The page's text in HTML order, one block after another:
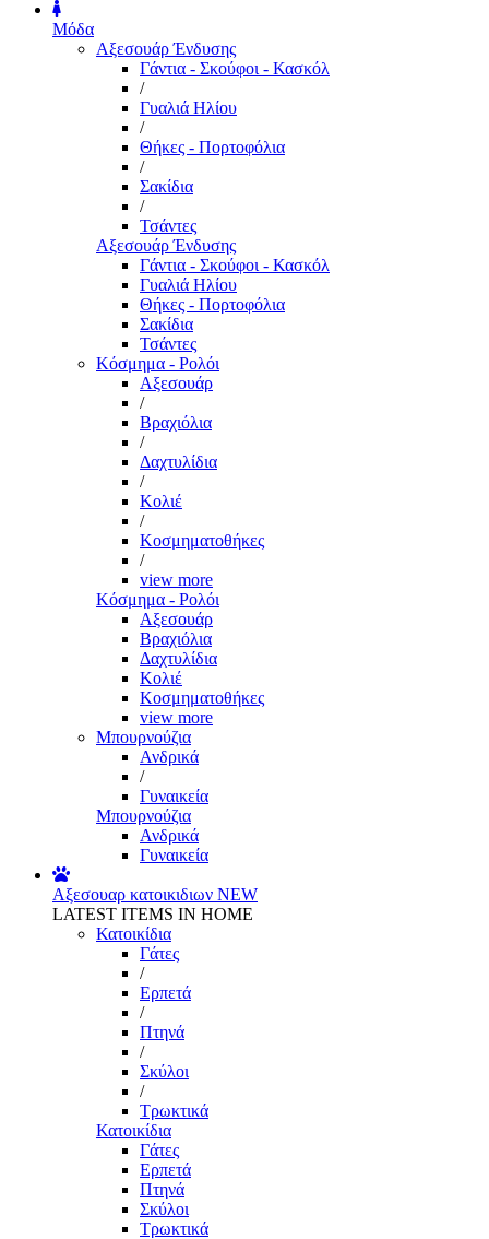
Μόδα
Αξεσουάρ Ένδυσης
Γάντια - Σκούφοι - Κασκόλ
/
Γυαλιά Ηλίου
/
Θήκες - Πορτοφόλια
/
Σακίδια
/
Τσάντες
Αξεσουάρ Ένδυσης
Γάντια - Σκούφοι - Κασκόλ
Γυαλιά Ηλίου
Θήκες - Πορτοφόλια
Σακίδια
Τσάντες
Κόσμημα - Ρολόι
Αξεσουάρ
/
Βραχιόλια
/
Δαχτυλίδια
/
Κολιέ
/
Κοσμηματοθήκες
/
view more
Κόσμημα - Ρολόι
Αξεσουάρ
Βραχιόλια
Δαχτυλίδια
Κολιέ
Κοσμηματοθήκες
view more
Μπουρνούζια
Ανδρικά
/
Γυναικεία
Μπουρνούζια
Ανδρικά
Γυναικεία
Αξεσουαρ κατοικιδιων NEW
LATEST ITEMS IN HOME
Κατοικίδια
Γάτες
/
Ερπετά
/
Πτηνά
/
Σκύλοι
/
Τρωκτικά
Κατοικίδια
Γάτες
Ερπετά
Πτηνά
Σκύλοι
Τρωκτικά